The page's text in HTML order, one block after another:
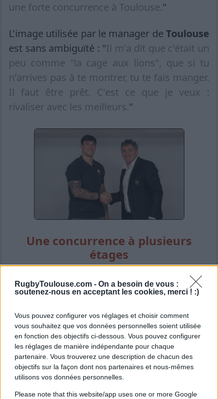
RugbyToulouse.com - On a besoin de vous :
soutenez-nous en acceptant les cookies, merci ! :)
Vous pouvez configurer vos réglages et choisir comment
vous souhaitez que vos données personnelles soient utilisée
en fonction des objectifs ci-dessous. Vous pouvez configurer
les réglages de manière indépendante pour chaque
partenaire. Vous trouverez une description de chacun des
objectifs sur la façon dont nos partenaires et nous-mêmes
utilisons vos données personnelles.
Please note that this website/app uses one or more Google
une forte concurrence à Toulouse."
L'image utilisée par le manager de Toulouse
est sans ambiguïté : "Il m'a dit que c'était un
peu comme "la cage aux lions", que si tu
n'arrives pas à te montrer, tu te fais manger.
Il faut être prêt. C'est ce que je veux :
rivaliser avec les meilleurs."
Une concurrence à plusieurs
étages
Le joueur de 23 ans a bien conscience de la
densité de l'effectif auquel il va se frotter.
Plusieurs joueurs de talent à son poste
occupent déjà le terrain au sein de l'effectif
rouge et noir. Il le reconnaît volontiers : "
sera quelque chose de nouveau pour moi,
car ce sont des joueurs, comme vous le
dites, très talentueux, avec déjà beaucoup